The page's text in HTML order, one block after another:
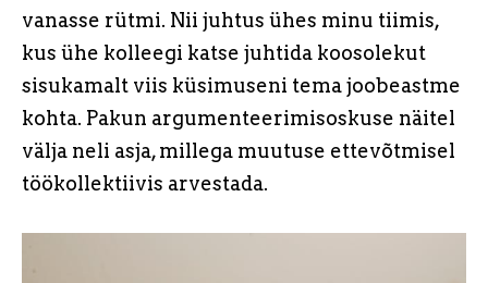
vanasse rütmi. Nii juhtus ühes minu tiimis,
kus ühe kolleegi katse juhtida koosolekut
sisukamalt viis küsimuseni tema joobeastme
kohta. Pakun argumenteerimisoskuse näitel
välja neli asja, millega muutuse ettevõtmisel
töökollektiivis arvestada.